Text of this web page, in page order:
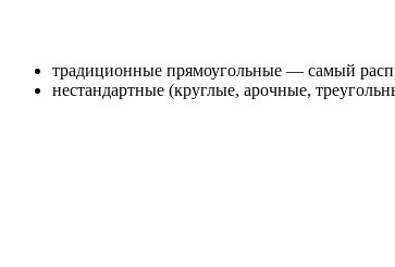
традиционные прямоугольные — самый
нестандартные (круглые, арочные,